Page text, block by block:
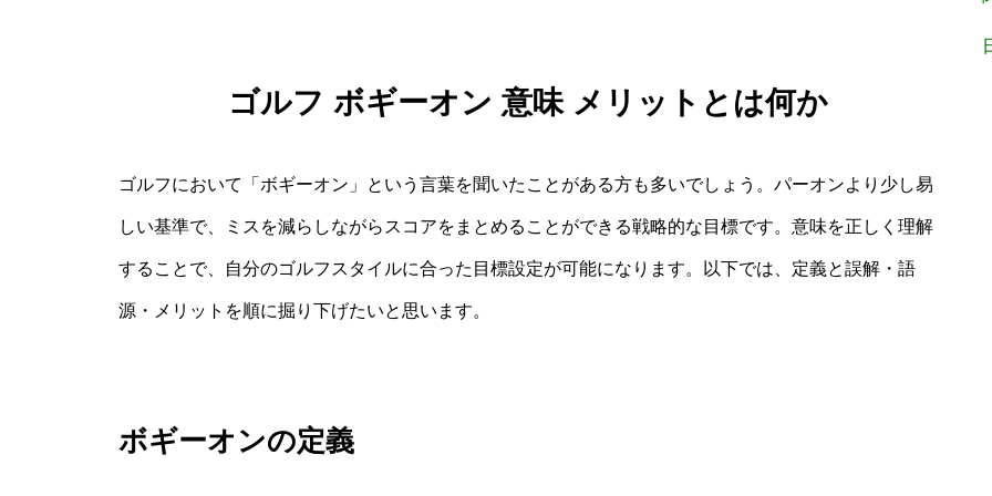
ゴルフ ボギーオン 意味 メリットとは何か
ゴルフにおいて「ボギーオン」という言葉を聞いたことがある方も多いでしょう。パーオンより少し易
しい基準で、ミスを減らしながらスコアをまとめることができる戦略的な目標です。意味を正しく理解
することで、自分のゴルフスタイルに合った目標設定が可能になります。以下では、定義と誤解・語
源・メリットを順に掘り下げたいと思います。
ボギーオンの定義